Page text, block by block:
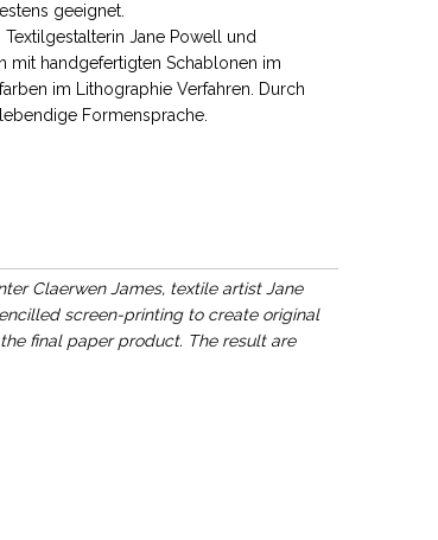
geeignet.
Jane Powell und
mit handgefertigten Schablonen im
im Lithographie Verfahren. Durch
Formensprache.
Claerwen James, textile artist Jane
screen-printing to create original
final paper product. The result are